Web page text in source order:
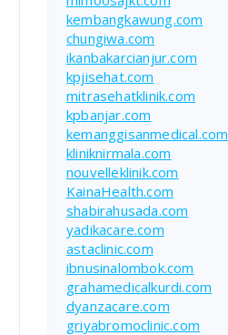
kembangkawung.com
chungiwa.com
ikanbakarcianjur.com
kpjisehat.com
mitrasehatklinik.com
kpbanjar.com
kemanggisanmedical.com
kliniknirmala.com
nouvelleklinik.com
KainaHealth.com
shabirahusada.com
yadikacare.com
astaclinic.com
ibnusinalombok.com
grahamedicalkurdi.com
dyanzacare.com
griyabromoclinic.com